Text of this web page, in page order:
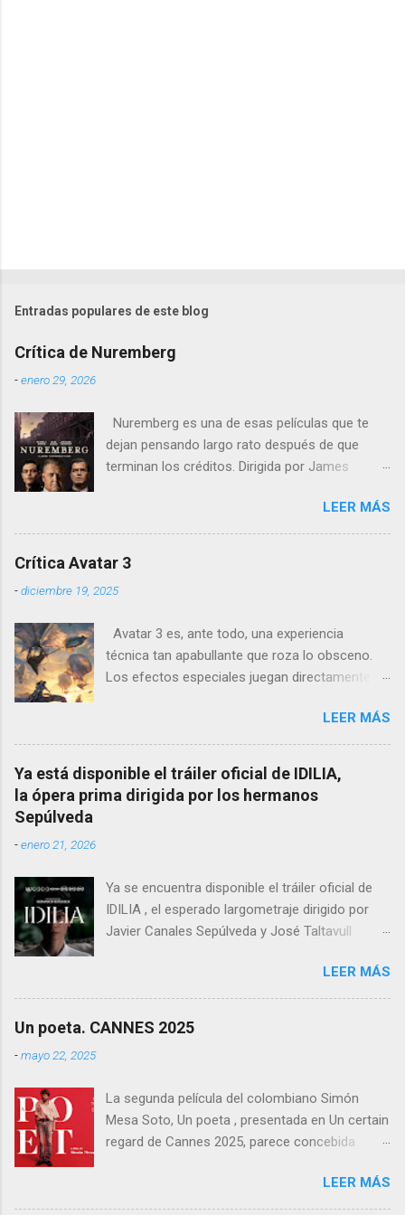
Entradas populares de este blog
Crítica de Nuremberg
-enero 29, 2026
Nuremberg es una de esas películas que te
dejan pensando largo rato después de que
terminan los créditos. Dirigida por James
psicológico se sumerge en los juicios de
Núremberg tras la Segunda Guerra Mundial ,
pero no se limita a recrear eventos judiciales.
entre un psiquiatra estadounidense y uno de
LEER MÁS
Crítica Avatar 3
-diciembre 19, 2025
Avatar 3 es, ante todo, una experiencia
técnica tan apabullante que roza lo obsceno.
Los efectos especiales juegan directamente en
otras películas, es que directamente parecen
inalcanzables para el resto del cine mundial
durante los próximos diez años. Todo es
perfecto, fluido, bello, imposible. Cameron
vuelve a demostrar que, si el cine fuera solo
LEER MÁS
Ya está disponible el tráiler oficial de IDILIA,
la ópera prima dirigida por los hermanos
Sepúlveda
-enero 21, 2026
Ya se encuentra disponible el tráiler oficial de
IDILIA , el esperado largometraje dirigido por
Javier Canales Sepúlveda y José Taltavull
próximo 27 de febrero . Tras un destacado
recorrido por festivales nacionales e
internacionales, la película se ha consolidado
LEER MÁS
Un poeta. CANNES 2025
-mayo 22, 2025
La segunda película del colombiano Simón
Mesa Soto, Un poeta , presentada en Un certain
regard de Cannes 2025, parece concebida
sobre la creación artística, la decadencia
masculina, y la supuesta trascendencia de la
LEER MÁS